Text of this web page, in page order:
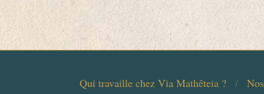
Qui travaille chez Via Mathêteia ?